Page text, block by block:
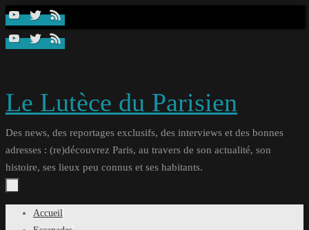
Passer
contenu
Le Lutèce du Parisien
Des news, des reportages exclusifs, des interviews et des bonnes
adresses : (re)découvrez Paris, au travers de son actualité, son
histoire, ses lieux peu connus et ses habitants.
Passer
Accueil